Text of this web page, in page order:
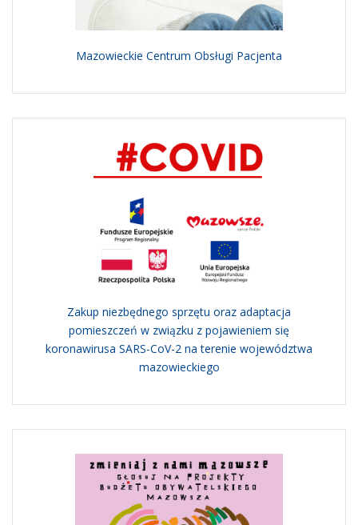
Mazowieckie Centrum Obsługi Pacjenta
Zakup niezbędnego sprzętu oraz adaptacja
pomieszczeń w związku z pojawieniem się
koronawirusa SARS-CoV-2 na terenie województwa
mazowieckiego